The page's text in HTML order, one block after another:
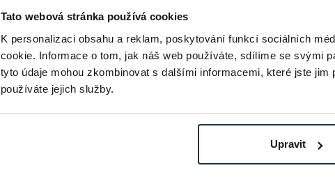
Tato webová stránka používá cookies
K personalizaci obsahu a reklam, poskytování funkcí sociálních
cookie. Informace o tom, jak náš web používáte, sdílíme se svými
tyto údaje mohou zkombinovat s dalšími informacemi, které jste
používáte jejich služby.
Upravit